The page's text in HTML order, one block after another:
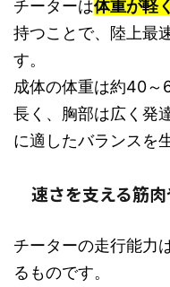
チーターは体重が軽
持つことで、陸上最
す。
成体の体重は約40～
長く、胸部は広く発
に適したバランスを
速さを支える筋
チーターの走行能力
るものです。